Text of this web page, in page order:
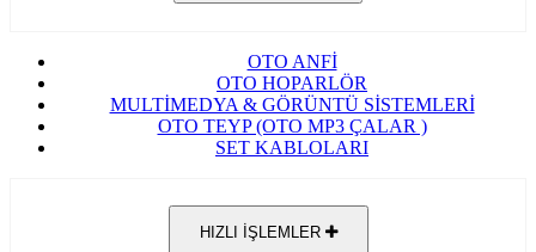
OTO ANFİ
OTO HOPARLÖR
MULTİMEDYA & GÖRÜNTÜ SİSTEMLERİ
OTO TEYP (OTO MP3 ÇALAR )
SET KABLOLARI
HIZLI İŞLEMLER